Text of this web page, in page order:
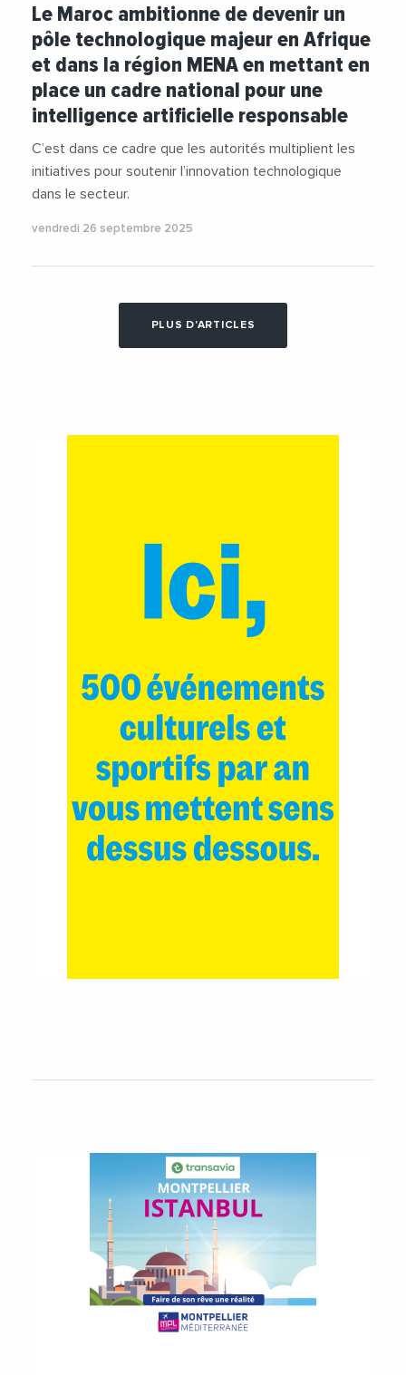
Le Maroc ambitionne de devenir un
pôle technologique majeur en Afrique
et dans la région MENA en mettant en
place un cadre national pour une
intelligence artificielle responsable
C’est dans ce cadre que les autorités multiplient les
initiatives pour soutenir l’innovation technologique
dans le secteur.
vendredi 26 septembre 2025
PLUS D'ARTICLES